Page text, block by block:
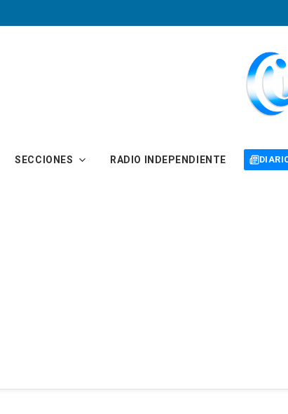
SECCIONES RADIO INDEPENDIENTE